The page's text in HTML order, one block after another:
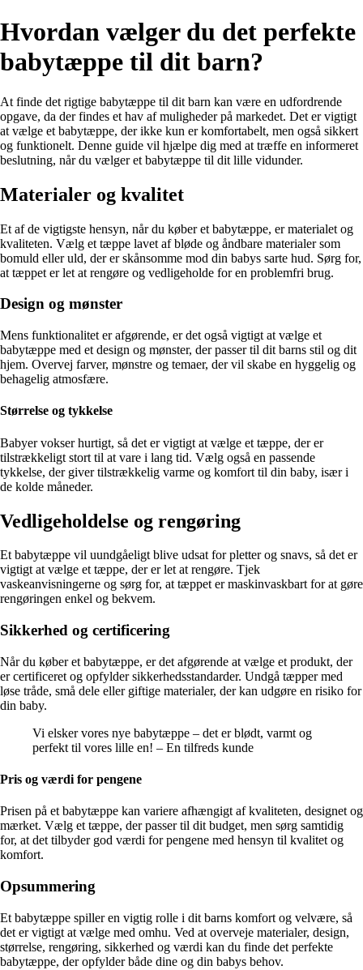
Hvordan vælger du det perfekte
babytæppe til dit barn?
At finde det rigtige babytæppe til dit barn kan være en udfordrende
opgave, da der findes et hav af muligheder på markedet. Det er vigtigt
at vælge et babytæppe, der ikke kun er komfortabelt, men også sikkert
og funktionelt. Denne guide vil hjælpe dig med at træffe en informeret
beslutning, når du vælger et babytæppe til dit lille vidunder.
Materialer og kvalitet
Et af de vigtigste hensyn, når du køber et babytæppe, er materialet og
kvaliteten. Vælg et tæppe lavet af bløde og åndbare materialer som
bomuld eller uld, der er skånsomme mod din babys sarte hud. Sørg for,
at tæppet er let at rengøre og vedligeholde for en problemfri brug.
Design og mønster
Mens funktionalitet er afgørende, er det også vigtigt at vælge et
babytæppe med et design og mønster, der passer til dit barns stil og dit
hjem. Overvej farver, mønstre og temaer, der vil skabe en hyggelig og
behagelig atmosfære.
Størrelse og tykkelse
Babyer vokser hurtigt, så det er vigtigt at vælge et tæppe, der er
tilstrækkeligt stort til at vare i lang tid. Vælg også en passende
tykkelse, der giver tilstrækkelig varme og komfort til din baby, især i
de kolde måneder.
Vedligeholdelse og rengøring
Et babytæppe vil uundgåeligt blive udsat for pletter og snavs, så det er
vigtigt at vælge et tæppe, der er let at rengøre. Tjek
vaskeanvisningerne og sørg for, at tæppet er maskinvaskbart for at gøre
rengøringen enkel og bekvem.
Sikkerhed og certificering
Når du køber et babytæppe, er det afgørende at vælge et produkt, der
er certificeret og opfylder sikkerhedsstandarder. Undgå tæpper med
løse tråde, små dele eller giftige materialer, der kan udgøre en risiko for
din baby.
Vi elsker vores nye babytæppe – det er blødt, varmt og
perfekt til vores lille en! – En tilfreds kunde
Pris og værdi for pengene
Prisen på et babytæppe kan variere afhængigt af kvaliteten, designet og
mærket. Vælg et tæppe, der passer til dit budget, men sørg samtidig
for, at det tilbyder god værdi for pengene med hensyn til kvalitet og
komfort.
Opsummering
Et babytæppe spiller en vigtig rolle i dit barns komfort og velvære, så
det er vigtigt at vælge med omhu. Ved at overveje materialer, design,
størrelse, rengøring, sikkerhed og værdi kan du finde det perfekte
babytæppe, der opfylder både dine og din babys behov.